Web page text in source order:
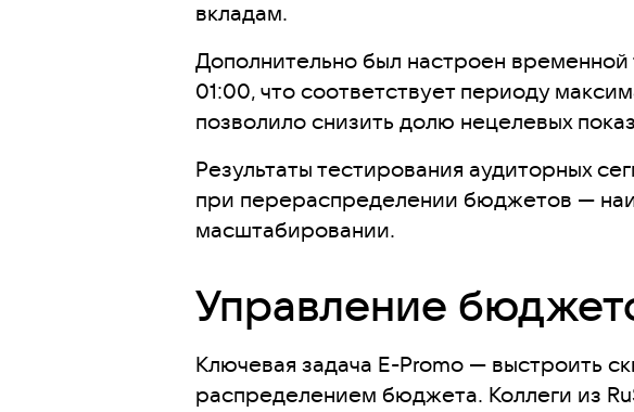
вкладам.
Дополнительно был настроен
01:00, что соответствует периоду
позволило снизить долю нецелевых
Результаты тестирования аудиторных
при перераспределении бюджетов —
масштабировании.
Управление
Ключевая задача E-Promo — выстроить
распределением бюджета. Коллеги из